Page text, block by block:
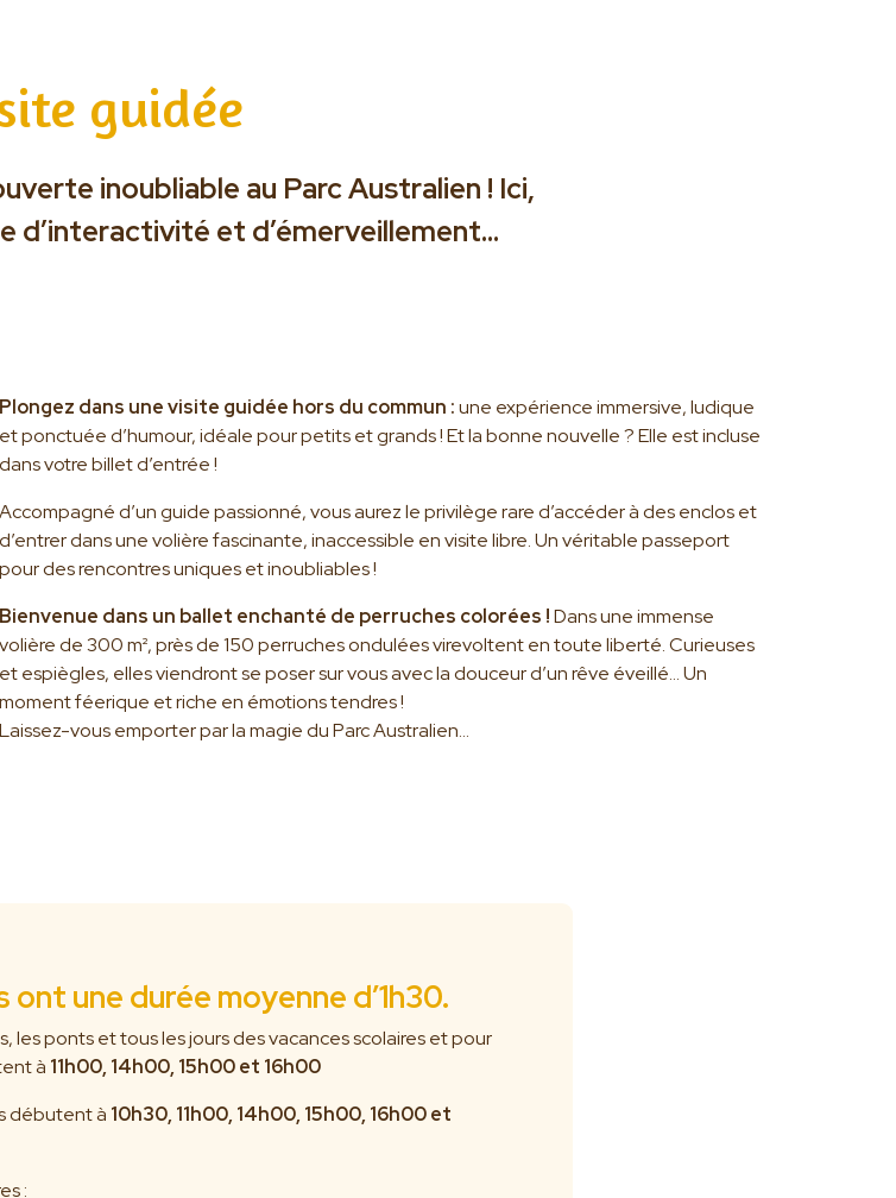
guidée
inoubliable au Parc Australien ! Ici,
d’interactivité et d’émerveillement…
Plongez dans une visite guidée hors du commun :une expérience immersive, ludique
et ponctuée d’humour, idéale pour petits et grands ! Et la bonne nouvelle ? Elle est incluse
dans votre billet d’entrée !
Accompagné d’un guide passionné, vous aurez le privilège rare d’accéder à des enclos et
d’entrer dans une volière fascinante, inaccessible en visite libre. Un véritable passeport
pour des rencontres uniques et inoubliables !
Bienvenue dans un ballet enchanté de perruches colorées !Dans une immense
volière de 300 m², près de 150 perruches ondulées virevoltent en toute liberté. Curieuses
et espiègles, elles viendront se poser sur vous avec la douceur d’un rêve éveillé… Un
moment féerique et riche en émotions tendres !
Laissez-vous emporter par la magie du Parc Australien…
une durée moyenne d’1h30.
les ponts et tous les jours des vacances scolaires et pour
à 11h00, 14h00, 15h00 et 16h00
débutent à 10h30, 11h00, 14h00, 15h00, 16h00 et
: